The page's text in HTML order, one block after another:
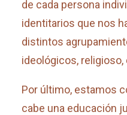
de cada persona
identitarios que nos
distintos
ideológicos, religioso,
Por último, estamos
cabe una educación